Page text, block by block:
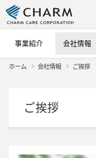
事業紹介 会社情報
ホーム 会社情報 ご挨拶
ご挨拶